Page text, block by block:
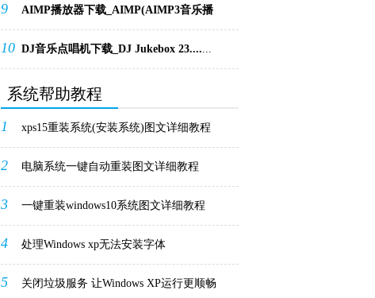
r......
9 AIMP播放器下载_AIMP(AIMP3音乐播
放......
10 DJ音乐点唱机下载_DJ Jukebox 23.......
系统帮助教程
1 xps15重装系统(安装系统)图文详细教程
2 电脑系统一键自动重装图文详细教程
3 一键重装windows10系统图文详细教程
4 处理Windows xp无法安装字体
5 关闭垃圾服务 让Windows XP运行更顺畅